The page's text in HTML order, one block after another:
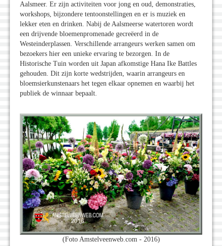
Aalsmeer. Er zijn activiteiten voor jong en oud, demonstraties,
workshops, bijzondere tentoonstellingen en er is muziek en
lekker eten en drinken. Nabij de Aalsmeerse watertoren wordt
een drijvende bloemenpromenade gecreëerd in de
Westeinderplassen. Verschillende arrangeurs werken samen om
bezoekers hier een unieke ervaring te bezorgen. In de
Historische Tuin worden uit Japan afkomstige Hana Ike Battles
gehouden. Dit zijn korte wedstrijden, waarin arrangeurs en
bloemsierkunstenaars het tegen elkaar opnemen en waarbij het
publiek de winnaar bepaalt.
(Foto Amstelveenweb.com - 2016)